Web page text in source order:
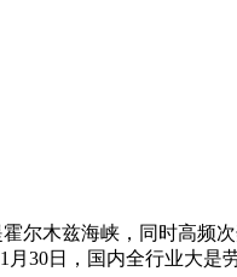
木兹海峡，同时高频
30日，国内全行业大